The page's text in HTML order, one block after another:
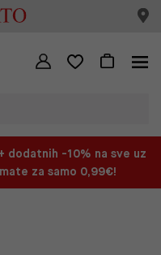
dodatnih -10% na sve uz
za samo 0,99€!